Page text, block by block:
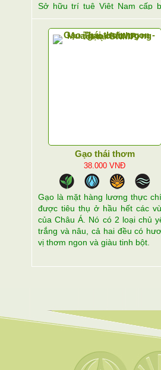
Sở hữu trí tuệ Việt Nam cấp
hộ Độc quyền về nhãn hiệu
Gạo thái thơm
38.000 VNĐ
Gạo là mặt hàng lương thực
được tiêu thụ ở hầu hết các
của Châu Á. Nó có 2 loại chủ
trắng và nâu, cả hai đều có
vị thơm ngon và giàu tinh bột.